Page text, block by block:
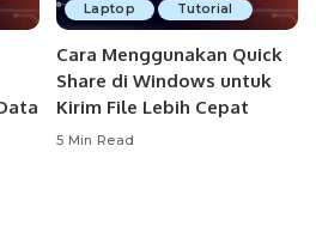
Laptop Tutorial
Cara Menggunakan Quick
Share di Windows untuk
Kirim File Lebih Cepat
5 Min Read